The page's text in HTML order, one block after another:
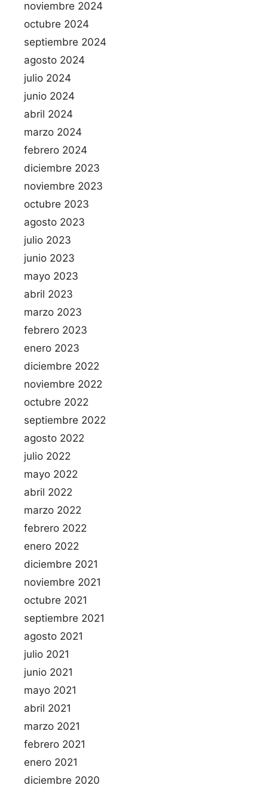
noviembre 2024
octubre 2024
septiembre 2024
agosto 2024
julio 2024
junio 2024
abril 2024
marzo 2024
febrero 2024
diciembre 2023
noviembre 2023
octubre 2023
agosto 2023
julio 2023
junio 2023
mayo 2023
abril 2023
marzo 2023
febrero 2023
enero 2023
diciembre 2022
noviembre 2022
octubre 2022
septiembre 2022
agosto 2022
julio 2022
mayo 2022
abril 2022
marzo 2022
febrero 2022
enero 2022
diciembre 2021
noviembre 2021
octubre 2021
septiembre 2021
agosto 2021
julio 2021
junio 2021
mayo 2021
abril 2021
marzo 2021
febrero 2021
enero 2021
diciembre 2020